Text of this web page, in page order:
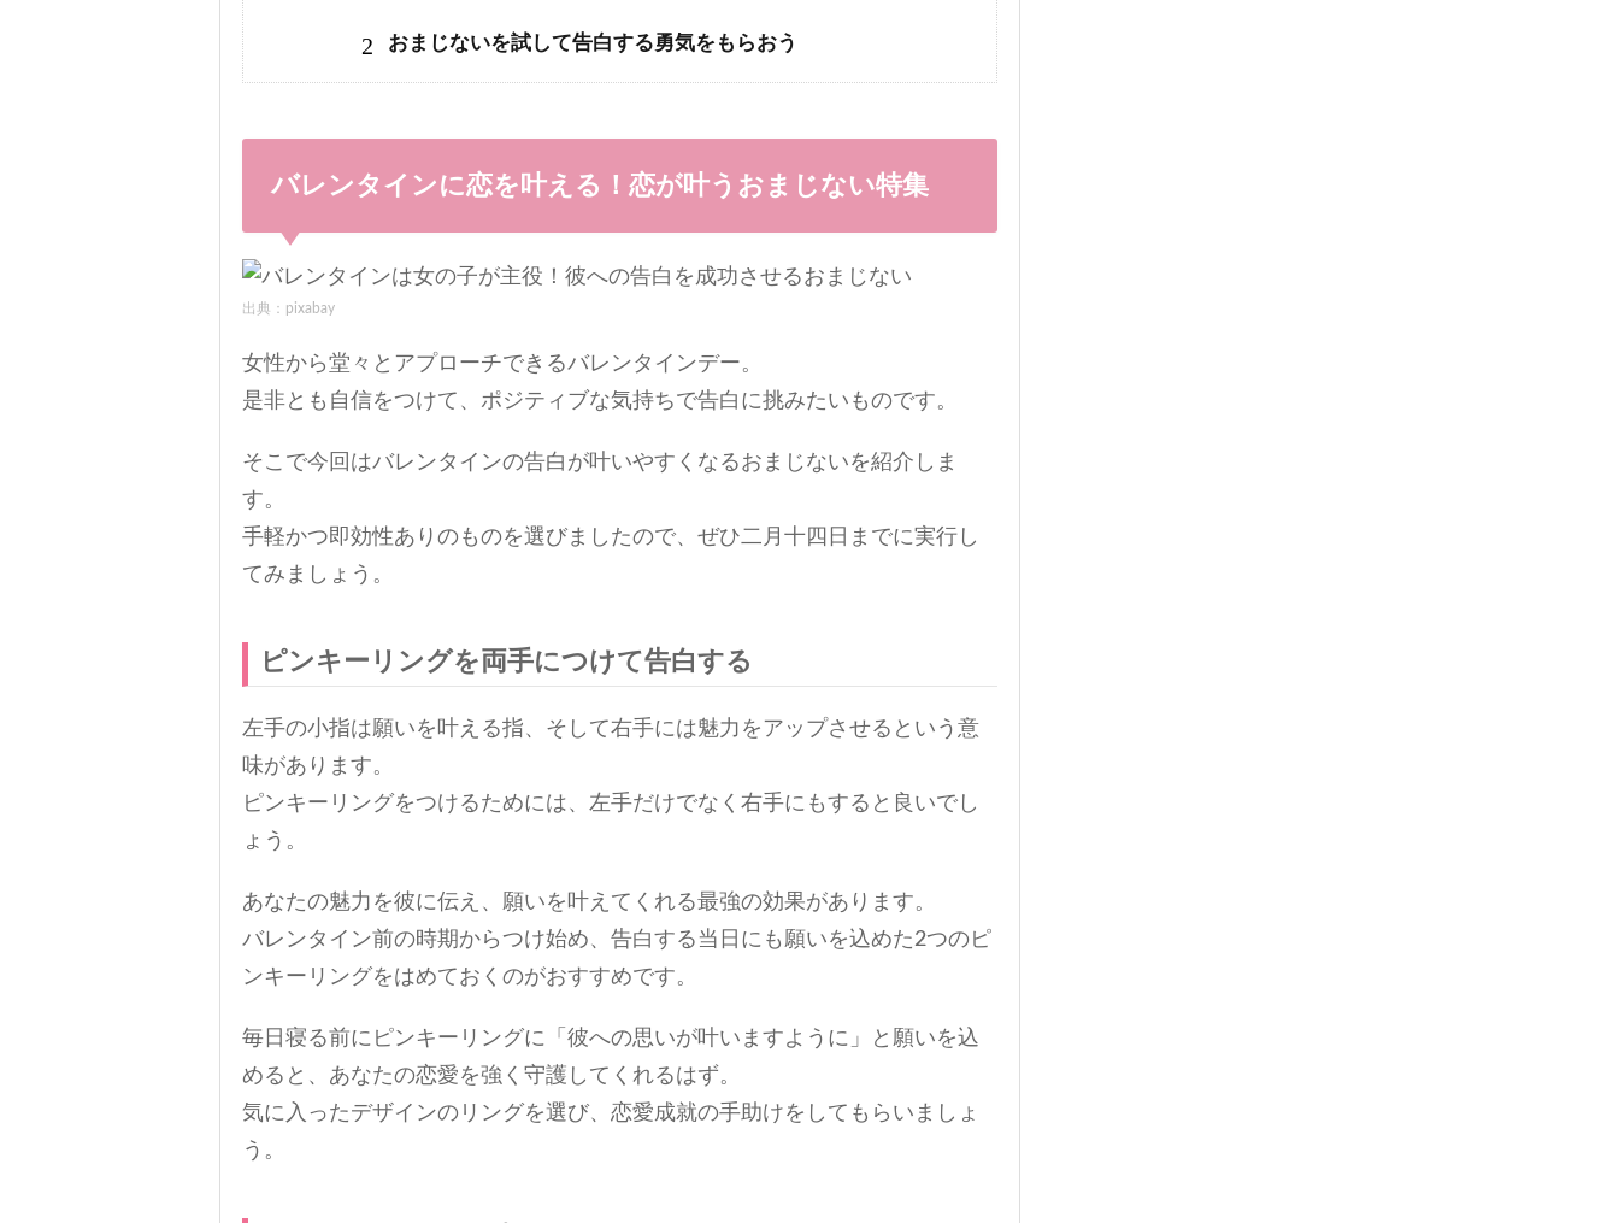
2 おまじないを試して告白する勇気をもらおう
バレンタインに恋を叶える！恋が叶うおまじない特集
出典：pixabay
女性から堂々とアプローチできるバレンタインデー。
是非とも自信をつけて、ポジティブな気持ちで告白に挑みたいものです。
そこで今回はバレンタインの告白が叶いやすくなるおまじないを紹介しま
す。
手軽かつ即効性ありのものを選びましたので、ぜひ二月十四日までに実行し
てみましょう。
ピンキーリングを両手につけて告白する
左手の小指は願いを叶える指、そして右手には魅力をアップさせるという意
味があります。
ピンキーリングをつけるためには、左手だけでなく右手にもすると良いでし
ょう。
あなたの魅力を彼に伝え、願いを叶えてくれる最強の効果があります。
バレンタイン前の時期からつけ始め、告白する当日にも願いを込めた2つのピ
ンキーリングをはめておくのがおすすめです。
毎日寝る前にピンキーリングに「彼への思いが叶いますように」と願いを込
めると、あなたの恋愛を強く守護してくれるはず。
気に入ったデザインのリングを選び、恋愛成就の手助けをしてもらいましょ
う。